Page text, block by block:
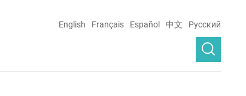
English Français Español 中文 Русский